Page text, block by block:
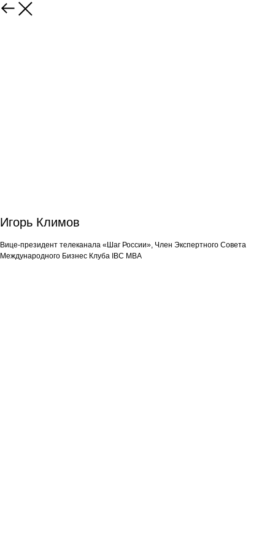
Игорь Климов
Вице-президент телеканала «Шаг России», Член Экспертного Совета
Международного Бизнес Клуба IBC MBA